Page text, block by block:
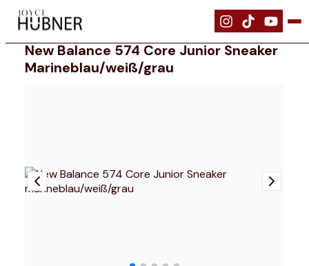
| Schuhe | New Balance 574 Core Junior Sneaker marineblau/weiß/
New Balance 574 Core Junior Sneaker
Marineblau/weiß/grau